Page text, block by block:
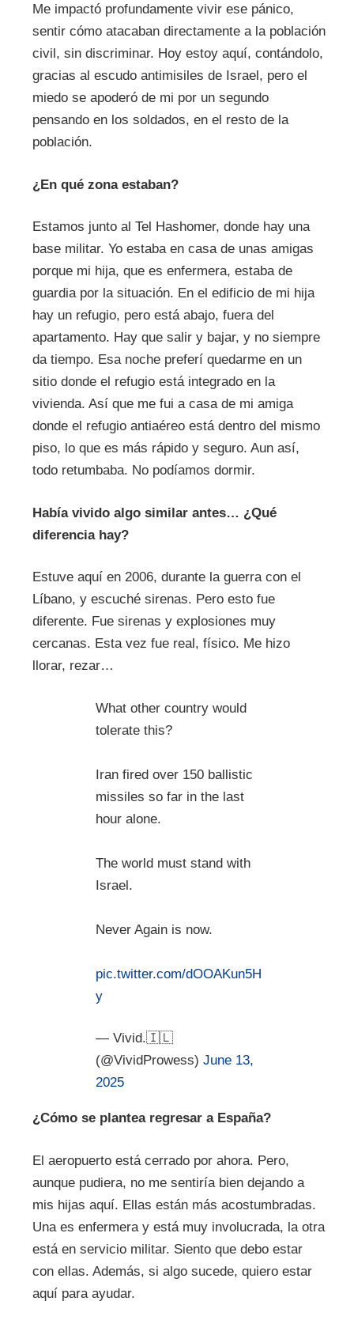
Me impactó profundamente vivir ese pánico,
sentir cómo atacaban directamente a la población
civil, sin discriminar. Hoy estoy aquí, contándolo,
gracias al escudo antimisiles de Israel, pero el
miedo se apoderó de mi por un segundo
pensando en los soldados, en el resto de la
población.
¿En qué zona estaban?
Estamos junto al Tel Hashomer, donde hay una
base militar. Yo estaba en casa de unas amigas
porque mi hija, que es enfermera, estaba de
guardia por la situación. En el edificio de mi hija
hay un refugio, pero está abajo, fuera del
apartamento. Hay que salir y bajar, y no siempre
da tiempo. Esa noche preferí quedarme en un
sitio donde el refugio está integrado en la
vivienda. Así que me fui a casa de mi amiga
donde el refugio antiaéreo está dentro del mismo
piso, lo que es más rápido y seguro. Aun así,
todo retumbaba. No podíamos dormir.
Había vivido algo similar antes… ¿Qué
diferencia hay?
Estuve aquí en 2006, durante la guerra con el
Líbano, y escuché sirenas. Pero esto fue
diferente. Fue sirenas y explosiones muy
cercanas. Esta vez fue real, físico. Me hizo
llorar, rezar…
What other country would
tolerate this?
Iran fired over 150 ballistic
missiles so far in the last
hour alone.
The world must stand with
Israel.
Never Again is now.
pic.twitter.com/dOOAKun5H
y
— Vivid.🇮🇱
(@VividProwess) June 13,
2025
¿Cómo se plantea regresar a España?
El aeropuerto está cerrado por ahora. Pero,
aunque pudiera, no me sentiría bien dejando a
mis hijas aquí. Ellas están más acostumbradas.
Una es enfermera y está muy involucrada, la otra
está en servicio militar. Siento que debo estar
con ellas. Además, si algo sucede, quiero estar
aquí para ayudar.